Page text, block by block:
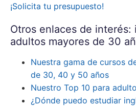
¡Solicita tu presupuesto!
Otros enlaces de interés:
adultos mayores de 30
Nuestra gama de cursos
de 30, 40 y 50 años
Nuestro Top 10 para
¿Dónde puedo estudiar